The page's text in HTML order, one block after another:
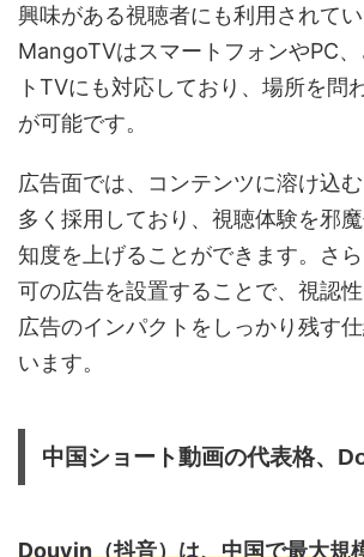
興味がある視聴者にも利用されてい
MangoTVはスマートフォンやPC
トTVにも対応しており、場所を問
が可能です。
広告面では、コンテンツに溶け込
多く採用しており、視聴体験を邪
知度を上げることができます。さ
可の広告を設置することで、視認性
広告のインパクトをしっかり残す
います。
中国ショート動画の代表格、
Douyin（抖音）は、中国で最大規